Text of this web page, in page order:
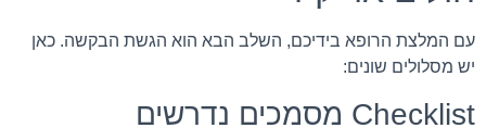
עם המלצת הרופא בידיכם, השלב הבא הוא הגשת הבקשה. כאן
יש מסלולים שונים:
Checklist מסמכים נדרשים